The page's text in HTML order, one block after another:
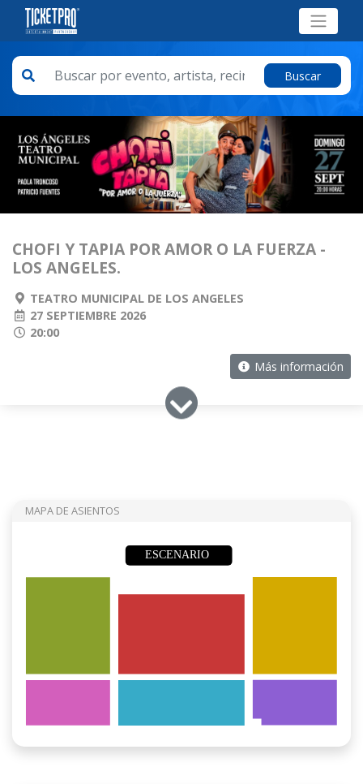
Buscar
CHOFI Y TAPIA POR AMOR O LA FUERZA -
LOS ANGELES.
TEATRO MUNICIPAL DE LOS ANGELES
27 SEPTIEMBRE 2026
20:00
Más información
MAPA DE ASIENTOS
ESCENARIO